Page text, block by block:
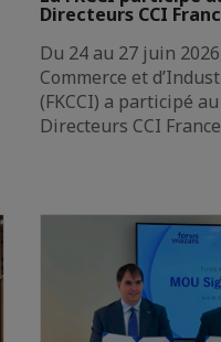
Directeurs CCI
Du 24 au 27 juin
Commerce et
(FKCCI) a participé
Directeurs CCI